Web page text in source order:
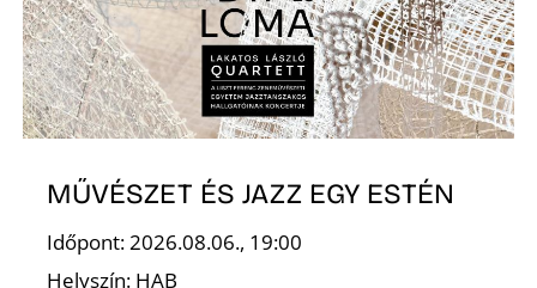
MŰVÉSZET ÉS JAZZ EGY ESTÉN
Időpont: 2026.08.06., 19:00
Helyszín: HAB